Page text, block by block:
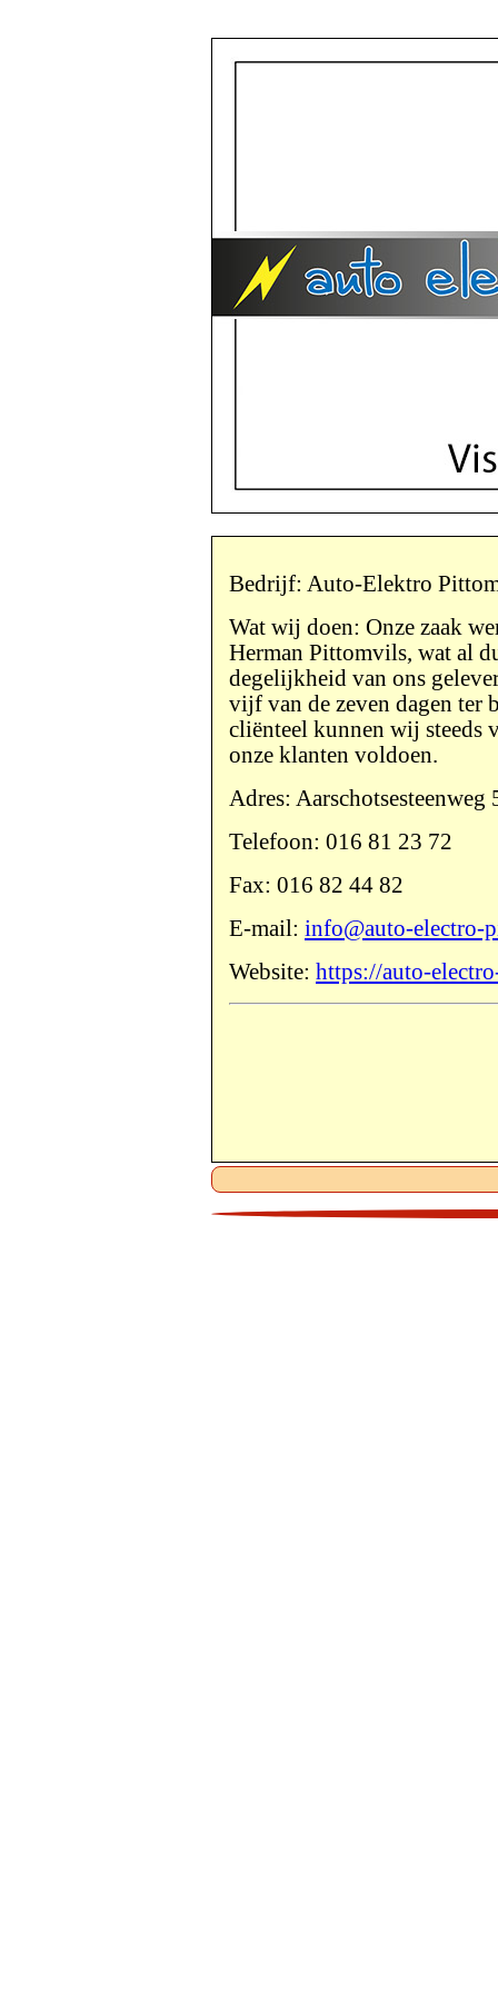
Bedrijf: Auto-Elektro
Wat wij doen: Onze zaak
Herman Pittomvils, wat al
degelijkheid van ons
vijf van de zeven dagen ter
cliënteel kunnen wij steeds
onze klanten voldoen.
Adres: Aarschotsesteenweg
Telefoon: 016 81 23 72
Fax: 016 82 44 82
E-mail: info@auto-electro-
Website: https://auto-